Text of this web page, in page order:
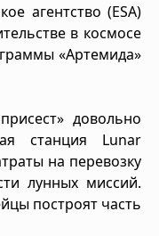
агентство (ESA)
в космосе
«Артемида»
довольно
станция Lunar
на перевозку
лунных миссий.
построят часть